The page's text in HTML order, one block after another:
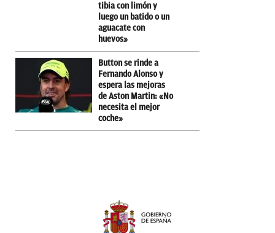
tibia con limón y
luego un batido o un
aguacate con
huevos»
Button se rinde a
Fernando Alonso y
espera las mejoras
de Aston Martin: «No
necesita el mejor
coche»